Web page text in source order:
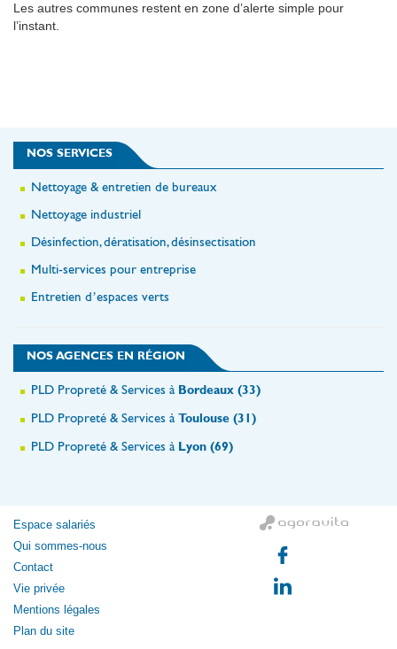
Les autres communes restent en zone d’alerte simple pour
l’instant.
NOS SERVICES
Nettoyage & entretien de bureaux
Nettoyage industriel
Désinfection, dératisation, désinsectisation
Multi-services pour entreprise
Entretien d’espaces verts
NOS AGENCES EN RÉGION
PLD Propreté & Services à Bordeaux (33)
PLD Propreté & Services à Toulouse (31)
PLD Propreté & Services à Lyon (69)
Espace salariés
Qui sommes-nous
Contact
Vie privée
Mentions légales
Plan du site